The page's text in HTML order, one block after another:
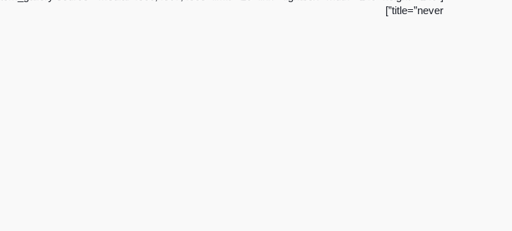
title=”never”]